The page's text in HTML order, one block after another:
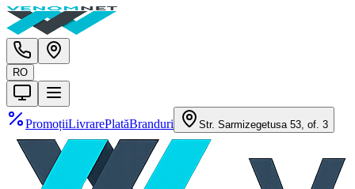
RO
PromoțiiLivrarePlatăBranduri Str. Sarmizegetusa 53, of. 3